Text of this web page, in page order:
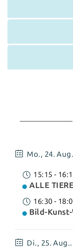
Mo., 24.
15:15 -
ALLE
16:30 -
Bild-
Di., 25.